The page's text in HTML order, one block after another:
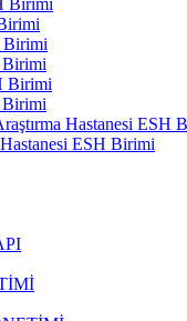
Birimi
Birimi
Birimi
Birimi
Hastanesi ESH
ESH Birimi